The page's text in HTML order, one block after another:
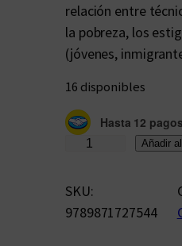
relación entre
la pobreza, los
(jóvenes,
16 disponibles
Hasta 12
c
t
Añadir
SKU:
9789871727544